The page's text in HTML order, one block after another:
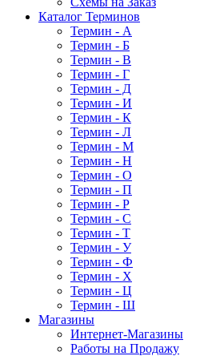
Каталог Терминов
Термин - А
Термин - Б
Термин - В
Термин - Г
Термин - Д
Термин - И
Термин - К
Термин - Л
Термин - М
Термин - Н
Термин - О
Термин - П
Термин - Р
Термин - С
Термин - Т
Термин - У
Термин - Ф
Термин - Х
Термин - Ц
Термин - Ш
Магазины
Интернет-Магазины
Работы на Продажу